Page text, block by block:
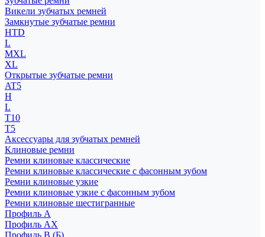
Викели зубчатых ремней
Замкнутые зубчатые ремни
HTD
L
MXL
XL
Открытые зубчатые ремни
AT5
H
L
T10
T5
Аксессуары для зубчатых ремней
Клиновые ремни
Ремни клиновые классические
Ремни клиновые классические с фасонным зубом
Ремни клиновые узкие
Ремни клиновые узкие с фасонным зубом
Ремни клиновые шестигранные
Профиль A
Профиль AX
Профиль B (Б)